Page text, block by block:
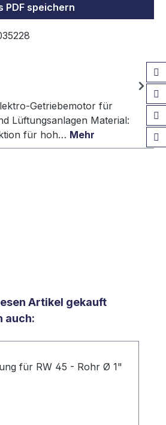
PDF speichern
Getriebemotor für
Lüftungsanlagen Material:
für hoh… Mehr
Artikel gekauft
auch: